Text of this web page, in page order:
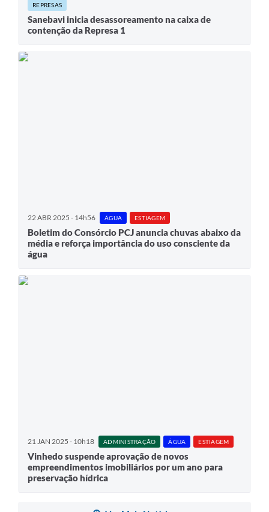
REPRESAS
Sanebavi inicia desassoreamento na caixa de
contenção da Represa 1
22 ABR 2025 - 14h56 ÁGUA ESTIAGEM
Boletim do Consórcio PCJ anuncia chuvas abaixo da
média e reforça importância do uso consciente da
água
21 JAN 2025 - 10h18 ADMINISTRAÇÃO ÁGUA ESTIAGEM
Vinhedo suspende aprovação de novos
empreendimentos imobiliários por um ano para
preservação hídrica